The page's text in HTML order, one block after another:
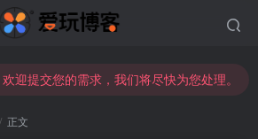
巨魔商店的点击此处获取保姆级安装教程
正文